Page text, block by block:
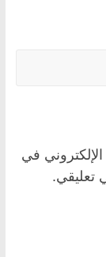
في
تعليقي.